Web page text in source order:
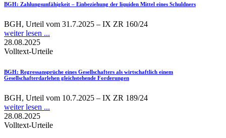
BGH: Zahlungsunfähigkeit – Einbeziehung der liquiden Mittel eines Schuldners
BGH, Urteil vom 31.7.2025 – IX ZR 160/24
weiter lesen ...
28.08.2025
Volltext-Urteile
BGH: Regressansprüche eines Gesellschafters als wirtschaftlich einem
Gesellschafterdarlehen gleichstehende Forderungen
BGH, Urteil vom 10.7.2025 – IX ZR 189/24
weiter lesen ...
28.08.2025
Volltext-Urteile